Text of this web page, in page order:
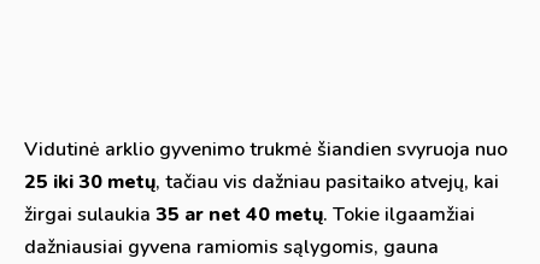
Vidutinė arklio gyvenimo trukmė šiandien svyruoja nuo
25 iki 30 metų, tačiau vis dažniau pasitaiko atvejų, kai
žirgai sulaukia 35 ar net 40 metų. Tokie ilgaamžiai
dažniausiai gyvena ramiomis sąlygomis, gauna